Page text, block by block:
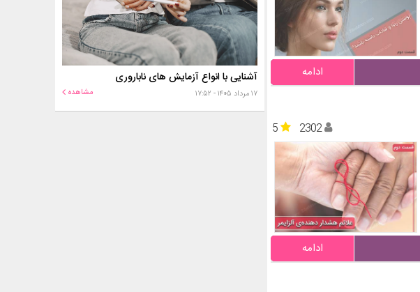
ادامه
5
2302
ادامه
آشنایی با انواع آزمایش های ناباروری
۱۷ مرداد ۱۴۰۵ - ۱۷:۵۲ مشاهده